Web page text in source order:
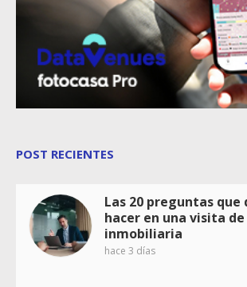
POST RECIENTES
Las 20 preguntas que
hacer en una visita
inmobiliaria
hace 3 días